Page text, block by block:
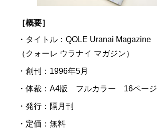
［概要］
・タイトル：QOLE Uranai Magazine
（クォーレ ウラナイ マガジン）
・創刊：1996年5月
・体裁：A4版 フルカラー 16ページ
・発行：隔月刊
・定価：無料